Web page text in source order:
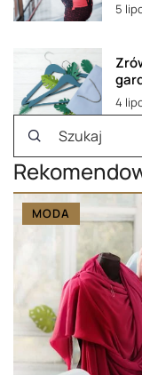
5
4
MODA